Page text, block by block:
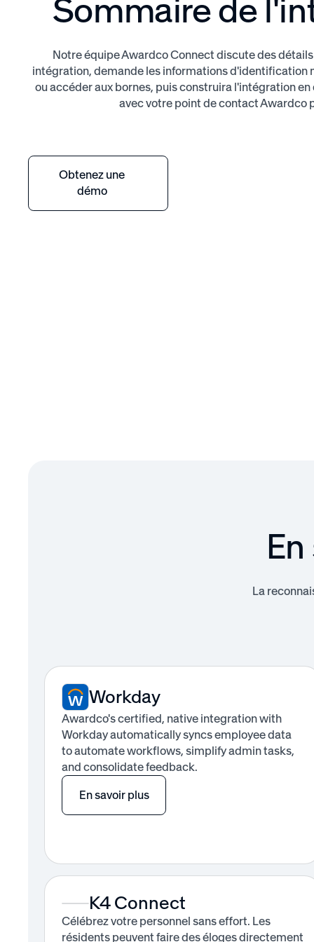
Sommaire de
Notre équipe Awardco Connect discute des
intégration, demande les informations d'identification
ou accéder aux bornes, puis construira l'intégration
avec votre point de contact Awardco
Obtenez une
démo
La
Workday
Awardco's certified, native integration with
Workday automatically syncs employee data
to automate workflows, simplify admin tasks,
and consolidate feedback.
En savoir plus
K4 Connect
Célébrez votre personnel sans effort. Les
résidents peuvent faire des éloges directement